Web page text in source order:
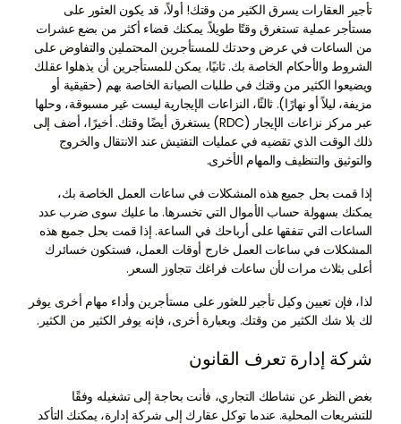
تأجير العقارات يسرق الكثير من وقتك! أولاً، قد يكون العثور على
مستأجر عملية تستغرق وقتًا طويلاً. يمكنك قضاء أكثر من بضع عشرات
من الساعات في عرض وحدتك للمستأجرين المحتملين والتفاوض على
الشروط والأحكام الخاصة بك. ثانيًا، يمكن للمستأجرين أن يذهلوا عقلك
ويضيعوا الكثير من وقتك في طلبات الصيانة الخاصة بهم (حقيقية أو
مزيفة، ليلاً أو نهارًا). ثالثًا، النزاعات الإيجارية ليست غير مسبوقة، وحلها
عبر مركز نزاعات الإيجار (RDC) يستغرق أيضًا وقتك. أخيرًا، أضف إلى
ذلك الوقت الذي تقضيه في عمليات التفتيش عند الانتقال والخروج
والتوثيق والتنظيف والمهام الأخرى.
إذا قمت بحل جميع هذه المشكلات في ساعات العمل الخاصة بك،
يمكنك بسهولة حساب الأموال التي تخسرها. ما عليك سوى ضرب عدد
الساعات التي تنفقها على أرباحك في الساعة. إذا قمت بحل جميع هذه
المشكلات في ساعات العمل خارج أوقات العمل، فستكون خسائرك
أعلى بثلاث مرات لأن ساعات فراغك تتجاوز السعر.
لذا، فإن تعيين وكيل تأجير للعثور على مستأجرين وأداء مهام أخرى يوفر
لك بلا شك الكثير من وقتك. وبعبارة أخرى، فإنه يوفر الكثير من الكثير.
شركة إدارة تعرف القانون
بغض النظر عن نشاطك التجاري، فأنت بحاجة إلى تشغيله وفقًا
للتشريعات المحلية. عندما توكل عقارك إلى شركة إدارة، يمكنك التأكد